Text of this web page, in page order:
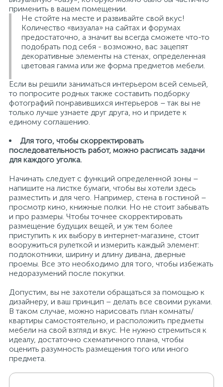
применить в вашем помещении.
Не стойте на месте и развивайте свой вкус!
Количество «визуала» на сайтах и форумах
предостаточно, а значит вы всегда сможете что-то
подобрать под себя - возможно, вас зацепят
декоративные элементы на стенах, определенная
цветовая гамма или же форма предметов мебели.
Если вы решили заниматься интерьером всей семьей,
то попросите родных также составить подборку
фотографий понравившихся интерьеров – так вы не
только лучше узнаете друг друга, но и придете к
единому соглашению.
Для того, чтобы скорректировать
последовательность работ, можно расписать задачи
для каждого уголка.
Начинать следует с функций определенной зоны –
напишите на листке бумаги, чтобы вы хотели здесь
разместить и для чего. Например, стена в гостиной –
просмотр кино, книжные полки. Но не стоит забывать
и про размеры. Чтобы точнее скорректировать
размещение будущих вещей, и уж тем более
приступить к их выбору в интернет-магазине, стоит
вооружиться рулеткой и измерить каждый элемент:
подлокотники, ширину и длину дивана, дверные
проемы. Все это необходимо для того, чтобы избежать
недоразумений после покупки.
Допустим, вы не захотели обращаться за помощью к
дизайнеру, и ваш принцип – делать все своими руками.
В таком случае, можно нарисовать план комнаты/
квартиры самостоятельно, и расположить предметы
мебели на свой взгляд и вкус. Не нужно стремиться к
идеалу, достаточно схематичного плана, чтобы
оценить разумность размещения того или иного
предмета.